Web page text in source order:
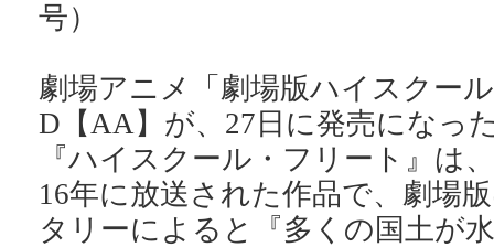
号）
劇場アニメ「劇場版ハイスクー
D【AA】が、27日に発売になっ
『ハイスクール・フリート』は
16年に放送された作品で、劇場
タリーによると『多くの国土が